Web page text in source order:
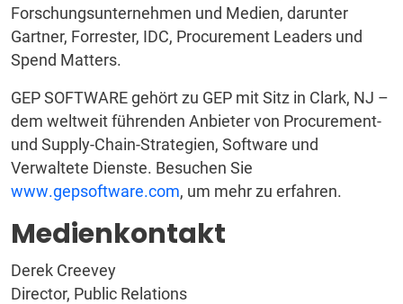
Forschungsunternehmen und Medien, darunter
Gartner, Forrester, IDC, Procurement Leaders und
Spend Matters.
GEP SOFTWARE gehört zu GEP mit Sitz in Clark, NJ –
dem weltweit führenden Anbieter von Procurement-
und Supply-Chain-Strategien, Software und
Verwaltete Dienste. Besuchen Sie
www.gepsoftware.com, um mehr zu erfahren.
Medienkontakt
Derek Creevey
Director, Public Relations